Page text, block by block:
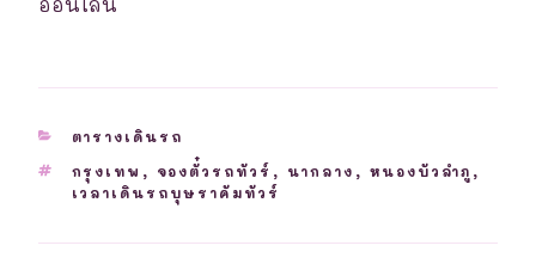
CATEGORIES
ตารางเดินรถ
TAGS
กรุงเทพ , จองตั๋วรถทัวร์ , นากลาง , หนองบัวลำภู ,
เวลาเดินรถบุษราคัมทัวร์